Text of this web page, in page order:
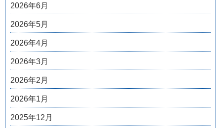
2026年6月
2026年5月
2026年4月
2026年3月
2026年2月
2026年1月
2025年12月